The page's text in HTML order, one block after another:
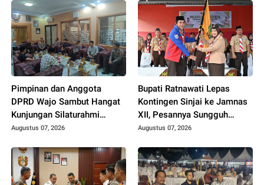
Pimpinan dan Anggota
DPRD Wajo Sambut Hangat
Kunjungan Silaturahmi
Kapolres yang Baru
Augustus 07, 2026
Bupati Ratnawati Lepas
Kontingen Sinjai ke Jamnas
XII, Pesannya Sungguh
Menggugah Hati
Augustus 07, 2026